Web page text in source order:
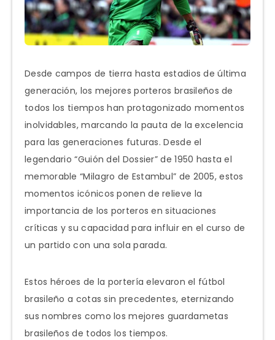
Desde campos de tierra hasta estadios de última
generación, los mejores porteros brasileños de
todos los tiempos han protagonizado momentos
inolvidables, marcando la pauta de la excelencia
para las generaciones futuras. Desde el
legendario “Guión del Dossier” de 1950 hasta el
memorable “Milagro de Estambul” de 2005, estos
momentos icónicos ponen de relieve la
importancia de los porteros en situaciones
críticas y su capacidad para influir en el curso de
un partido con una sola parada.
Estos héroes de la portería elevaron el fútbol
brasileño a cotas sin precedentes, eternizando
sus nombres como los mejores guardametas
brasileños de todos los tiempos.